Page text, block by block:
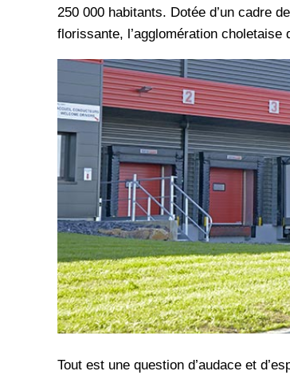
250 000 habitants. Dotée d’un cadre
florissante, l’agglomération choletaise
Tout est une question d’audace et